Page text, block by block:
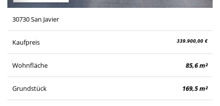
30730 San Javier
Kaufpreis 339.900,00 €
Wohnfläche 85,6 m²
Grundstück 169,5 m²